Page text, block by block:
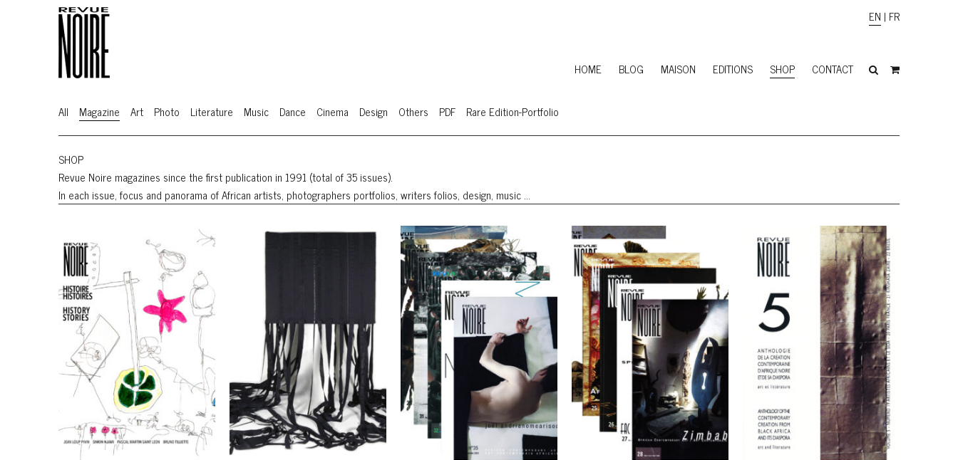
HOME BLOG MAISON EDITIONS SHOP CONTACT
EN | FR
All Magazine Art Photo Literature Music Dance Cinema Design Others PDF Rare Edition-Portfolio
SHOP
Revue Noire magazines since the first publication in 1991 (total of 35 issues).
In each issue, focus and panorama of African artists, photographers portfolios, writers folios, design, music …